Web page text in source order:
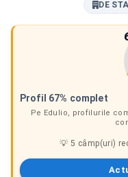
DE
Profil 67% complet
Pe Edulio, profilurile
💡5 câmp(uri)